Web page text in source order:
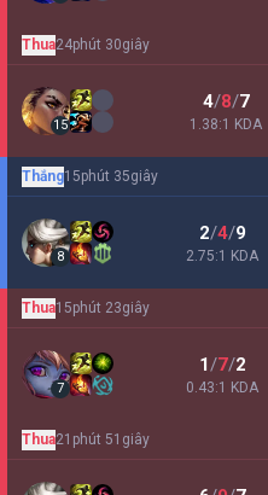
Thua24phút 30giây
15
4/8/7
1.38:1 KDA
Thắng15phút 35giây
8
2/4/9
2.75:1 KDA
Thua15phút 23giây
7
1/7/2
0.43:1 KDA
Thua21phút 51giây